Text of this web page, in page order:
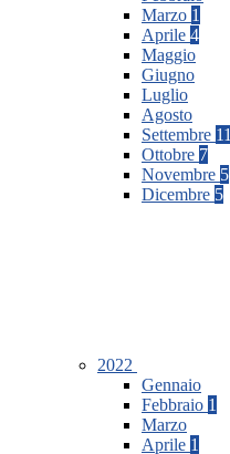
Marzo 1
Aprile 4
Maggio
Giugno
Luglio
Agosto
Settembre 11
Ottobre 7
Novembre 5
Dicembre 5
2022
Gennaio
Febbraio 1
Marzo
Aprile 1